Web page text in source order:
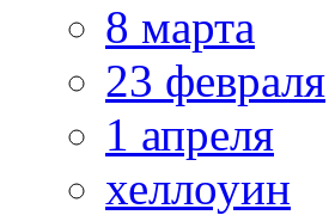
8 марта
23 февраля
1 апреля
хеллоуин